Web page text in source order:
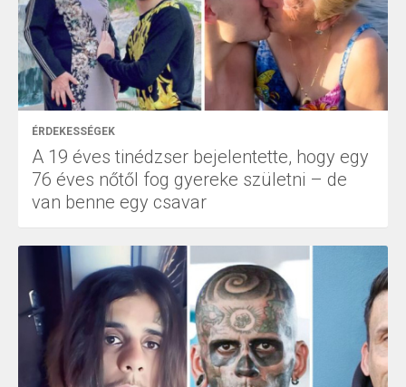
ÉRDEKESSÉGEK
A 19 éves tinédzser bejelentette, hogy egy
76 éves nőtől fog gyereke születni – de
van benne egy csavar